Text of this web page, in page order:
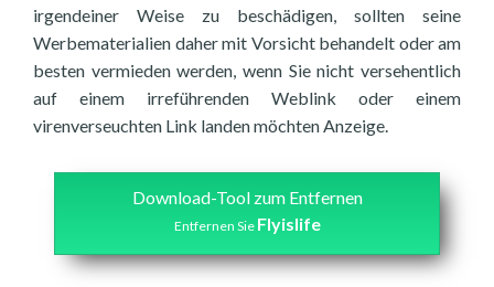
irgendeiner Weise zu beschädigen, sollten seine
Werbematerialien daher mit Vorsicht behandelt oder am
besten vermieden werden, wenn Sie nicht versehentlich
auf einem irreführenden Weblink oder einem
virenverseuchten Link landen möchten Anzeige.
Download-Tool zum Entfernen
Entfernen Sie Flyislife